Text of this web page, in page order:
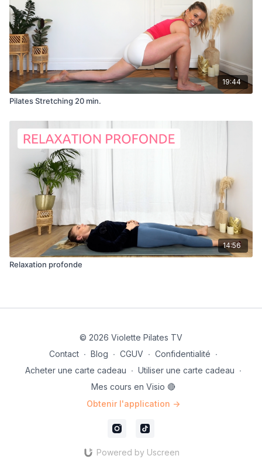
19:44
Pilates Stretching 20 min.
14:56
Relaxation profonde
© 2026 Violette Pilates TV
Contact ∙ Blog ∙ CGUV ∙ Confidentialité ∙
Acheter une carte cadeau ∙ Utiliser une carte cadeau ∙
Mes cours en Visio 🔴
Obtenir l'application ->
Powered by Uscreen